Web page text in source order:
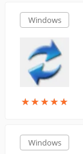
Windows
★★★★★
★★★★★
Windows